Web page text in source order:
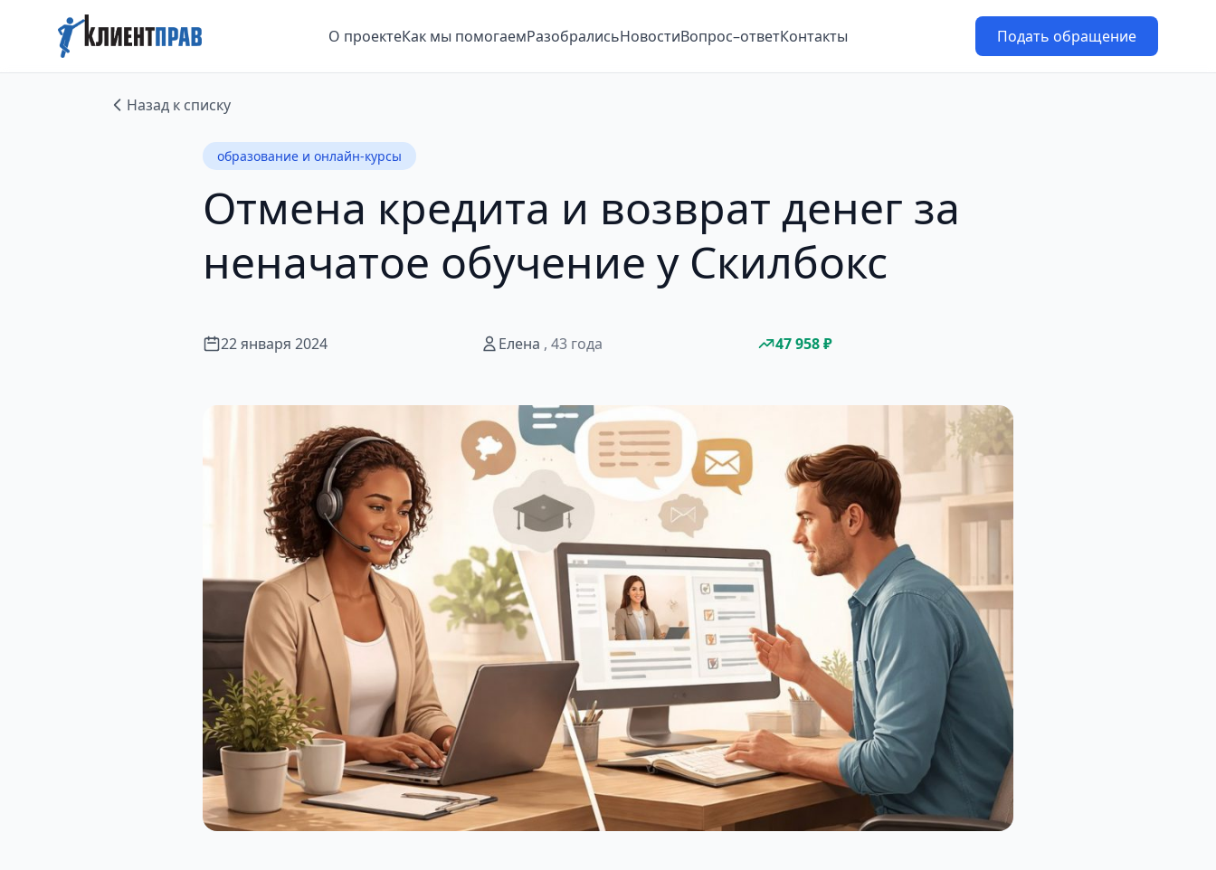
О проектеКак мы помогаемРазобралисьНовостиВопрос–ответКонтакты Подать обращение
Назад к списку
образование и онлайн-курсы
Отмена кредита и возврат денег за
неначатое обучение у Скилбокс
22 января 2024 Елена , 43 года 47 958 ₽